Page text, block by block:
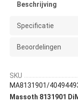
Beschrijving
Specificatie
Beoordelingen
SKU
MA8131901/
Massoth 8131901